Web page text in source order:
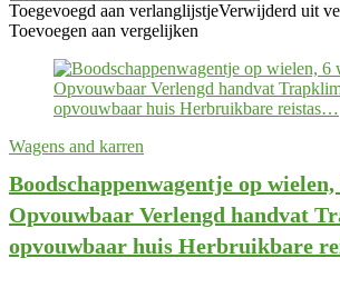
Toegevoegd aan verlanglijstjeVerwijderd uit
Toevoegen aan vergelijken
Wagens and karren
Boodschappenwagentje op wielen,
Opvouwbaar Verlengd handvat
opvouwbaar huis Herbruikbare